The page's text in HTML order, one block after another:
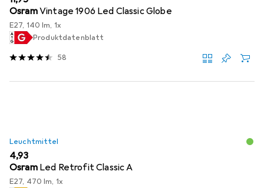
OsramVintage 1906 Led Classic Globe
E27, 140 lm, 1x
Produktdatenblatt
58
Leuchtmittel
EUR
4,93
Osram Led Retrofit Classic A
E27, 470 lm, 1x